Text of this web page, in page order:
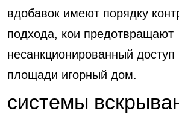
вдобавок имеют порядку
подхода, кои предотвращают
несанкционированный доступ
площади игорный дом.
системы